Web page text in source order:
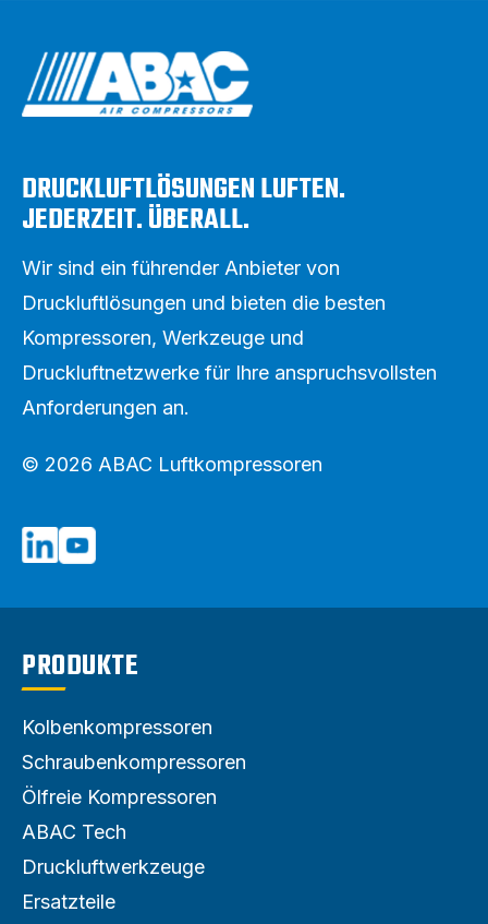
DRUCKLUFTLÖSUNGEN LUFTEN.
JEDERZEIT. ÜBERALL.
Wir sind ein führender Anbieter von
Druckluftlösungen und bieten die besten
Kompressoren, Werkzeuge und
Druckluftnetzwerke für Ihre anspruchsvollsten
Anforderungen an.
© 2026 ABAC Luftkompressoren
PRODUKTE
Kolbenkompressoren
Schraubenkompressoren
Ölfreie Kompressoren
ABAC Tech
Druckluftwerkzeuge
Ersatzteile